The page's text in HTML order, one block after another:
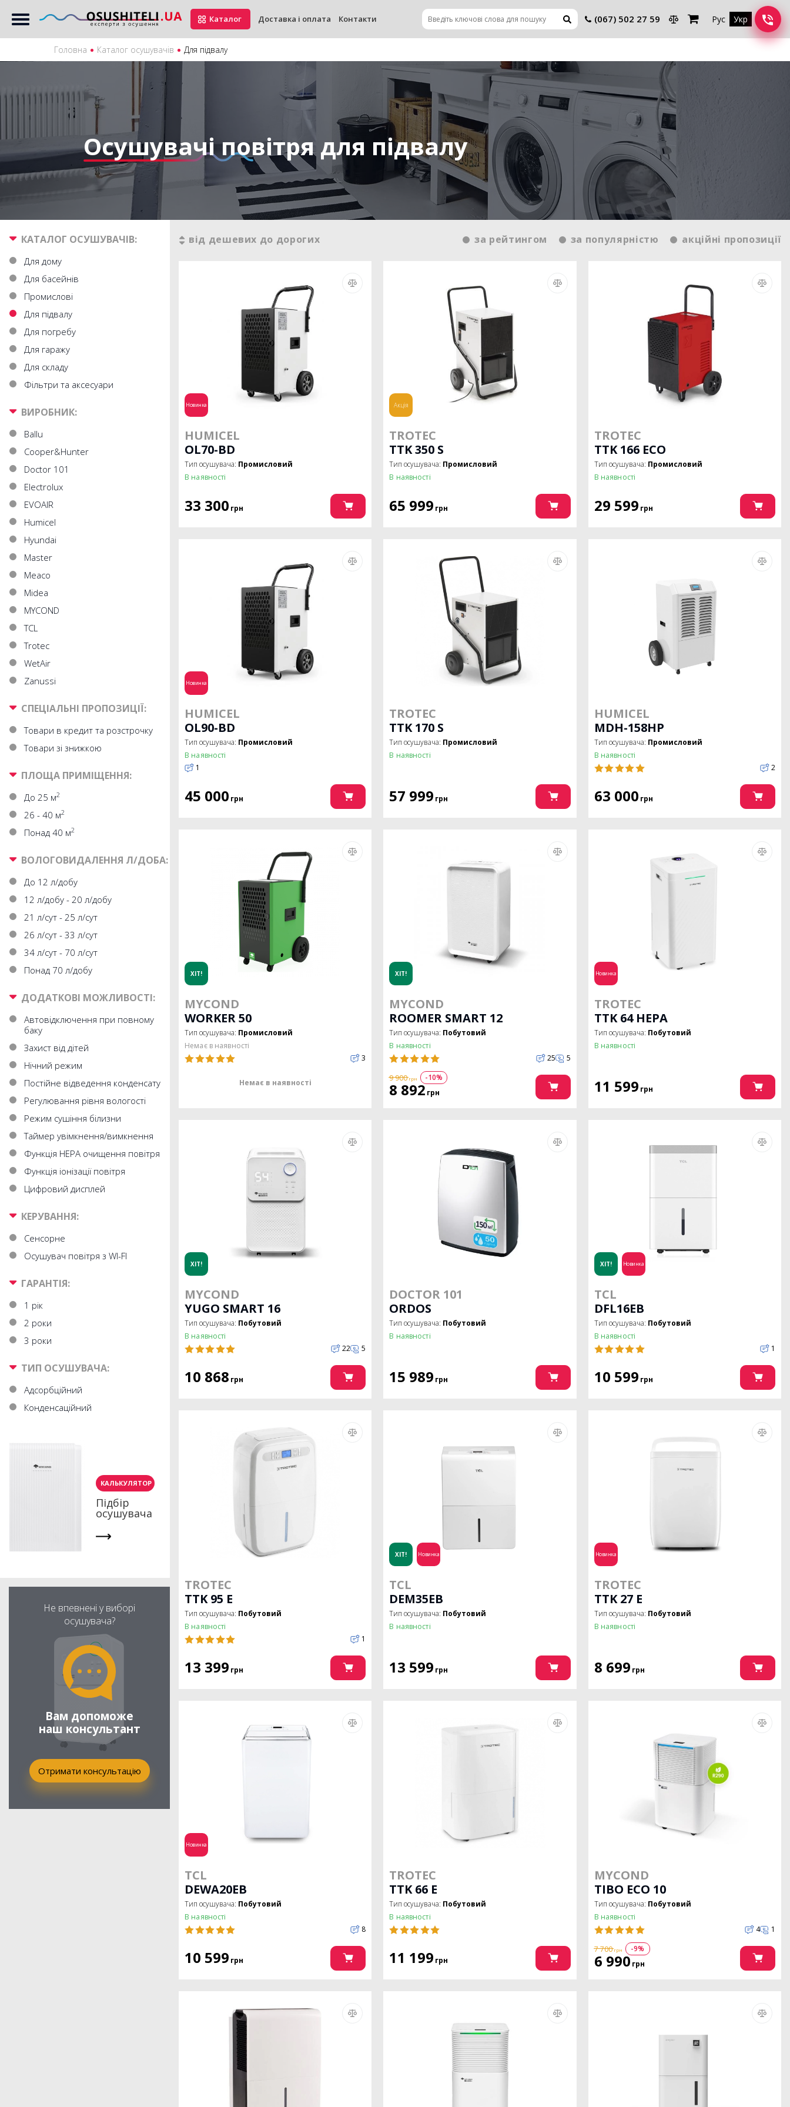
Каталог Доставка і оплата Контакти (067) 502 27 59 Рус Укр
Головна Каталог осушувачів Для підвалу
Осушувачі повітря для підвалу
КАТАЛОГ ОСУШУВАЧІВ:
Для дому
Для басейнів
Промислові
Для підвалу
Для погребу
Для гаражу
Для складу
Фільтри та аксесуари
ВИРОБНИК:
Ballu
Cooper&Hunter
Doctor 101
Electrolux
EVOAIR
Humicel
Hyundai
Master
Meaco
Midea
MYCOND
TCL
Trotec
WetAir
Zanussi
СПЕЦІАЛЬНІ ПРОПОЗИЦІЇ:
Товари в кредит та розстрочку
Товари зі знижкою
ПЛОЩА ПРИМІЩЕННЯ:
До 25 м2
26 - 40 м2
Понад 40 м2
ВОЛОГОВИДАЛЕННЯ Л/ДОБА:
До 12 л/добу
12 л/добу - 20 л/добу
21 л/сут - 25 л/сут
26 л/сут - 33 л/сут
34 л/сут - 70 л/сут
Понад 70 л/добу
ДОДАТКОВІ МОЖЛИВОСТІ:
Автовідключення при повному
баку
Захист від дітей
Нічний режим
Постійне відведення конденсату
Регулювання рівня вологості
Режим сушіння білизни
Таймер увімкнення/вимкнення
Функція HEPA очищення повітря
Функція іонізації повітря
Цифровий дисплей
КЕРУВАННЯ:
Сенсорне
Осушувач повітря з WI-FI
ГАРАНТІЯ:
1 рік
2 роки
3 роки
ТИП ОСУШУВАЧА:
Адсорбційний
Конденсаційний
КАЛЬКУЛЯТОР
Підбір
осушувача
Не впевнені у виборі
осушувача?
Вам допоможе
наш консультант
Отримати консультацію
від дешевих до дорогих за рейтингом за популярністю акційні пропозиції
Новинка
HUMICEL
OL70-BD
Тип осушувача: Промисловий
В наявності
33 300 грн
Акція
TROTEC
TTK 350 S
Тип осушувача: Промисловий
В наявності
65 999 грн
TROTEC
TTK 166 ECO
Тип осушувача: Промисловий
В наявності
29 599 грн
Новинка
HUMICEL
OL90-BD
Тип осушувача: Промисловий
В наявності
1
45 000 грн
TROTEC
TTK 170 S
Тип осушувача: Промисловий
В наявності
57 999 грн
HUMICEL
MDH-158HP
Тип осушувача: Промисловий
В наявності
2
63 000 грн
ХІТ!
MYCOND
WORKER 50
Тип осушувача: Промисловий
Немає в наявності
3
Немає в наявності
ХІТ!
MYCOND
ROOMER SMART 12
Тип осушувача: Побутовий
В наявності
25
5
9 900 грн -10%
8 892грн
Новинка
TROTEC
TTK 64 HEPA
Тип осушувача: Побутовий
В наявності
11 599 грн
ХІТ!
MYCOND
YUGO SMART 16
Тип осушувача: Побутовий
В наявності
22
5
10 868 грн
DOCTOR 101
ORDOS
Тип осушувача: Побутовий
В наявності
15 989 грн
ХІТ! Новинка
TCL
DFL16EB
Тип осушувача: Побутовий
В наявності
1
10 599 грн
TROTEC
TTK 95 E
Тип осушувача: Побутовий
В наявності
1
13 399 грн
ХІТ! Новинка
TCL
DEM35EB
Тип осушувача: Побутовий
В наявності
13 599 грн
Новинка
TROTEC
TTK 27 E
Тип осушувача: Побутовий
В наявності
8 699 грн
Новинка
TCL
DEWA20EB
Тип осушувача: Побутовий
В наявності
8
10 599 грн
TROTEC
TTK 66 E
Тип осушувача: Побутовий
В наявності
11 199 грн
MYCOND
TIBO ECO 10
Тип осушувача: Побутовий
В наявності
4
1
7 700грн -9%
6 990грн